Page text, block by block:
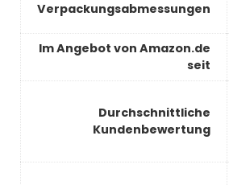
Verpackungsabmessungen
Im Angebot von Amazon.de
seit
Durchschnittliche
Kundenbewertung